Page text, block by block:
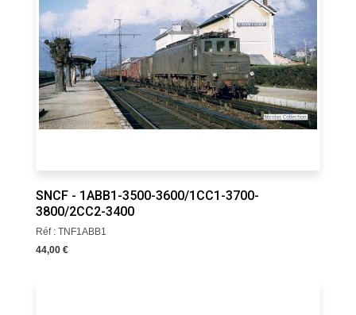
SNCF - 1ABB1-3500-3600/1CC1-3700-
3800/2CC2-3400
Réf : TNF1ABB1
44,00 €